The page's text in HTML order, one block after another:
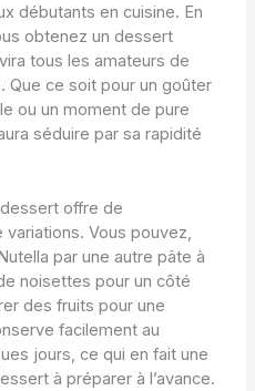
débutants en cuisine. En
obtenez un dessert
tous les amateurs de
Que ce soit pour un goûter
ou un moment de pure
séduire par sa rapidité
offre de
Vous pouvez,
par une autre pâte à
noisettes pour un côté
des fruits pour une
facilement au
jours, ce qui en fait une
à préparer à l’avance.